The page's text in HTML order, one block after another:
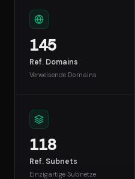
145
Ref. Domains
Verweisende Domains
118
Ref. Subnets
Einzigartige Subnetze